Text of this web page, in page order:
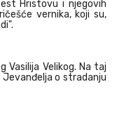
Hristovu i njegovih
vernika, koji su,
Vasilija Velikog. Na taj
o stradanju